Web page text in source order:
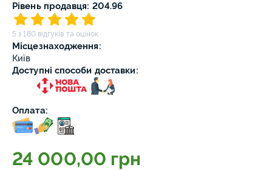
Рівень продавця: 204.96
5 з 180 відгуків та оцінок
Місцезнаходження:
Київ
Доступні способи доставки:
Оплата:
24 000,00 грн